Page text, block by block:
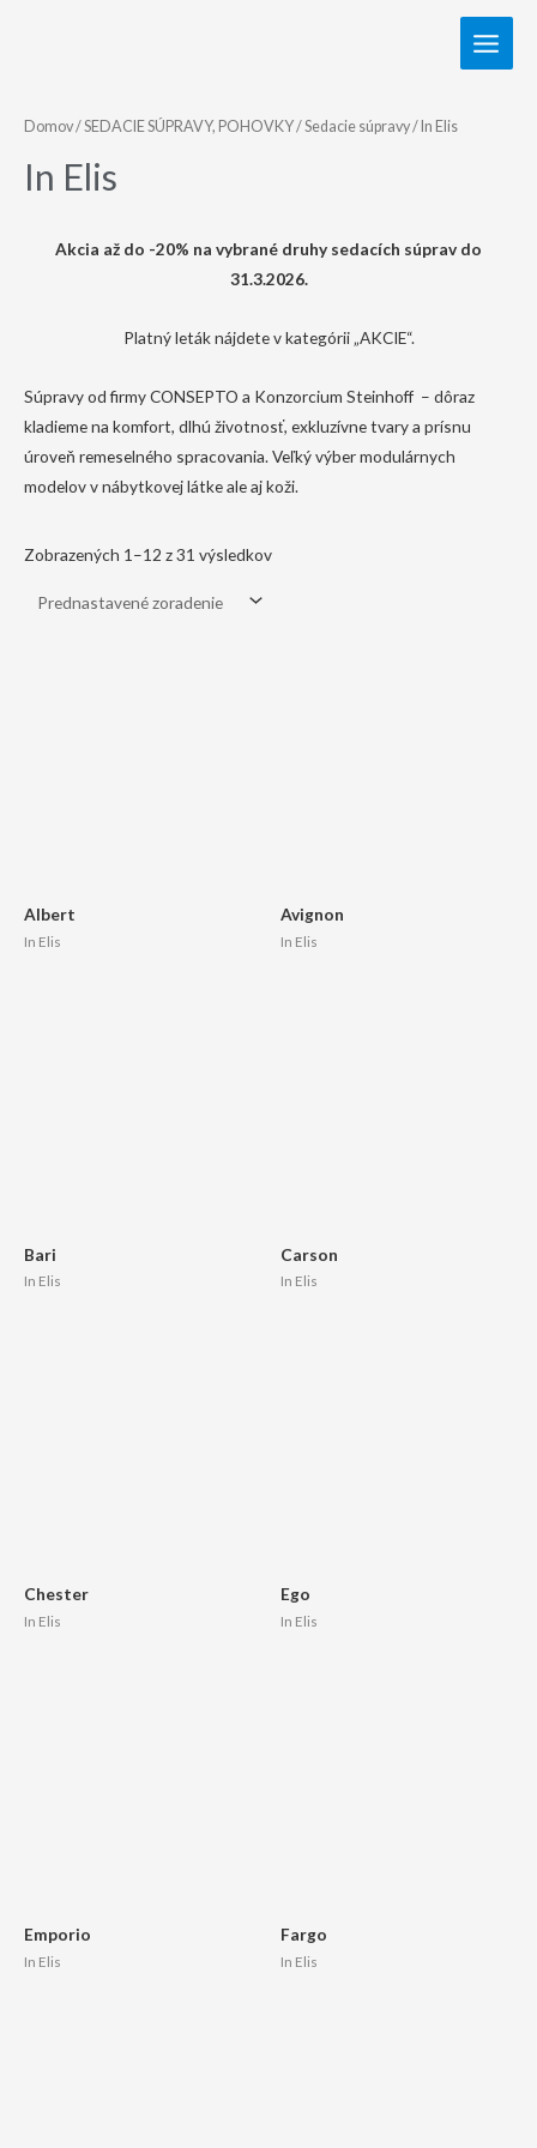
Domov/SEDACIE SÚPRAVY, POHOVKY/Sedacie súpravy/ In Elis
In Elis
Akcia až do -20% na vybrané druhy sedacích súprav do
31.3.2026.
Platný leták nájdete v kategórii „AKCIE“.
Súpravy od firmy CONSEPTO a Konzorcium Steinhoff – dôraz
kladieme na komfort, dlhú životnosť, exkluzívne tvary a prísnu
úroveň remeselného spracovania. Veľký výber modulárnych
modelov v nábytkovej látke ale aj koži.
Zobrazených 1–12 z 31 výsledkov
Albert
In Elis
Avignon
In Elis
Bari
In Elis
Carson
In Elis
Chester
In Elis
Ego
In Elis
Emporio
In Elis
Fargo
In Elis